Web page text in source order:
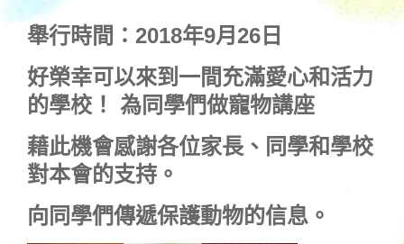
舉行時間：2018年9月26日
好榮幸可以來到一間充滿愛心和活力
的學校！ 為同學們做寵物講座
藉此機會感謝各位家長、同學和學校
對本會的支持。
向同學們傳遞保護動物的信息。